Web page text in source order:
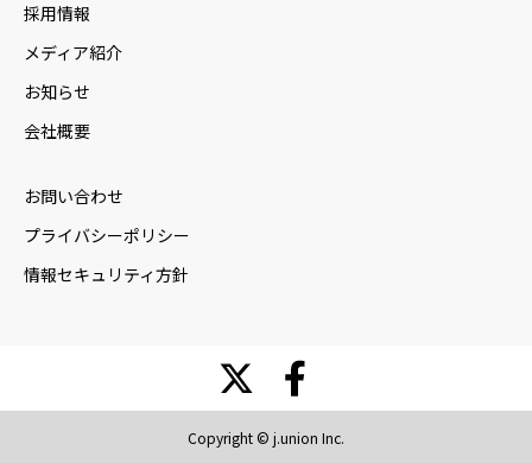
採用情報
メディア紹介
お知らせ
会社概要
お問い合わせ
プライバシーポリシー
情報セキュリティ方針
Copyright © j.union Inc.